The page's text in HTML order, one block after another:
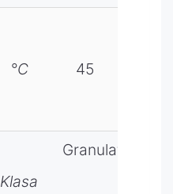
°C 45
Klasa
Granulat z